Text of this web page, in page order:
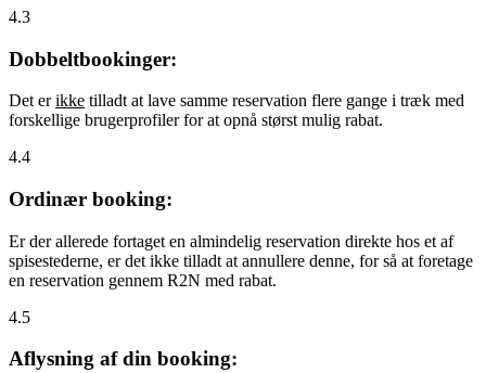
4.3
Dobbeltbookinger:
Det erikke tilladt at lave samme reservation flere gange i træk med
forskellige brugerprofiler for at opnå størst mulig rabat.
4.4
Ordinær booking:
Er der allerede fortaget en almindelig reservation direkte hos et af
spisestederne, er det ikke tilladt at annullere denne, for så at foretage
en reservation gennem R2N med rabat.
4.5
Aflysning af din booking: